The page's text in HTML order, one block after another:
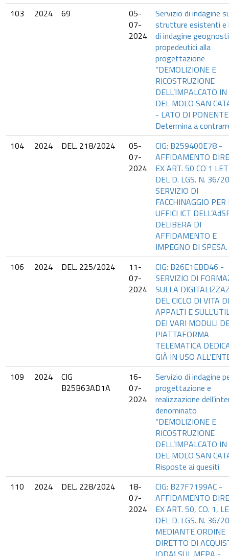
103
2024 69
05-
07-
2024
Servizio di indagine
strutture esistenti e
di indagine
propedeutici alla
progettazione
“DEMOLIZIONE E
RICOSTRUZIONE
DELL’IMPALCATO IN
DEL MOLO SAN
- LATO DI
Determina a
104
2024 DEL. 218/2024
05-
07-
2024
CIG: B259400E78 -
AFFIDAMENTO
EX ART. 50 CO 1
DEL D. LGS. N. 36/
SERVIZIO DI
FACCHINAGGIO
UFFICI ICT
DELIBERA DI
AFFIDAMENTO E
IMPEGNO DI SPESA.
106
2024 DEL. 225/2024
11-
07-
2024
CIG: B26E1EBD46 -
SERVIZIO DI
SULLA
DEL CICLO DI VITA
APPALTI E
DEI VARI MODULI
PIATTAFORMA
TELEMATICA
GIÀ IN USO
109
2024
CIG
B25B63AD1A
16-
07-
2024
Servizio di indagine
progettazione e
realizzazione
denominato
“DEMOLIZIONE E
RICOSTRUZIONE
DELL’IMPALCATO IN
DEL MOLO SAN
Risposte ai quesiti
110
2024 DEL. 228/2024
18-
07-
2024
CIG: B27F7199AC -
AFFIDAMENTO
EX ART. 50, CO. 1,
DEL D. LGS. N. 36/
MEDIANTE ORDINE
DIRETTO DI